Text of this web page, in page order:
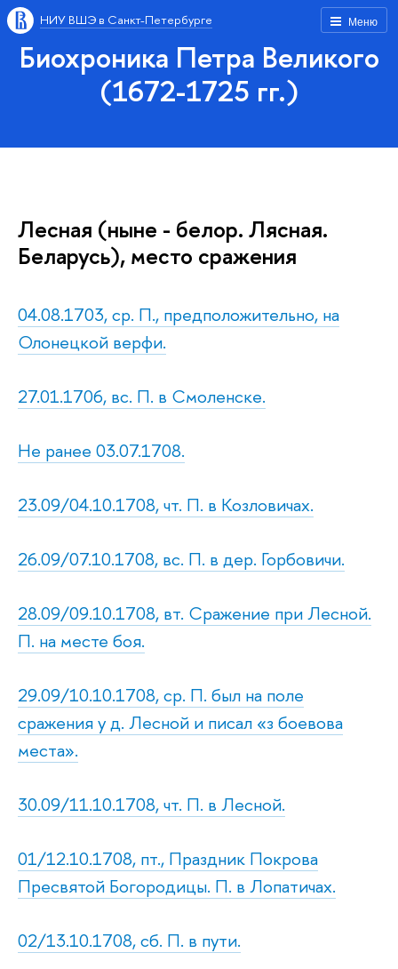
Меню
НИУ ВШЭ в Санкт-Петербурге
Биохроника Петра Великого
(1672-1725 гг.)
Лесная (ныне - белор. Лясная.
Беларусь), место сражения
04.08.1703, ср. П., предположительно, на
Олонецкой верфи.
27.01.1706, вс. П. в Смоленске.
Не ранее 03.07.1708.
23.09/04.10.1708, чт. П. в Козловичах.
26.09/07.10.1708, вс. П. в дер. Горбовичи.
28.09/09.10.1708, вт. Сражение при Лесной.
П. на месте боя.
29.09/10.10.1708, ср. П. был на поле
сражения у д. Лесной и писал «з боевова
места».
30.09/11.10.1708, чт. П. в Лесной.
01/12.10.1708, пт., Праздник Покрова
Пресвятой Богородицы. П. в Лопатичах.
02/13.10.1708, сб. П. в пути.